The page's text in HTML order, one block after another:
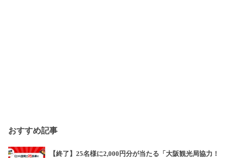
おすすめ記事
【終了】25名様に2,000円分が当たる「大阪観光局協力！